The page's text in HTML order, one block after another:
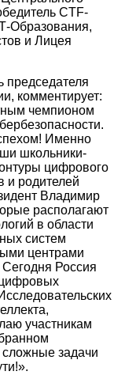
CTF-
Образования,
и Лицея
председателя
комментирует:
чемпионом
Именно
школьники-
цифрового
и родителей
Владимир
располагают
в области
систем
центрами
Россия
участникам
задачи